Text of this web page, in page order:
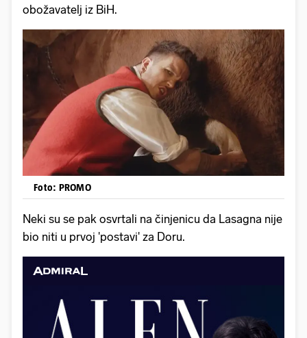
obožavatelj iz BiH.
Foto: PROMO
Neki su se pak osvrtali na činjenicu da Lasagna nije
bio niti u prvoj 'postavi' za Doru.